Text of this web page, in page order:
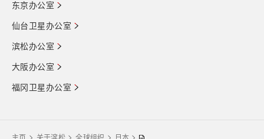
东京办公室
仙台卫星办公室
滨松办公室
大阪办公室
福冈卫星办公室